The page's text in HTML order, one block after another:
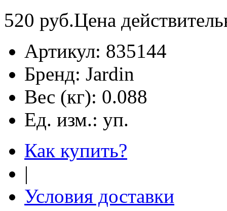
520 руб.Цена
Артикул: 835144
Бренд: Jardin
Вес (кг): 0.088
Ед. изм.: уп.
Как купить?
|
Условия доставки